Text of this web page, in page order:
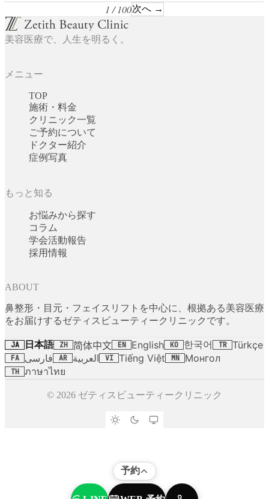
1 / 100次へ →
美容医療で、人生を明るく。
メニュー
TOP
施術・料金
クリニック一覧
ご予約について
ドクター紹介
症例写真
もっと知る
お悩みから探す
コラム
学会活動報告
採用情報
ABOUT
鼻整形・目元・フェイスリフトを中心に、根拠ある美容医療
をお届けするゼティスビューティークリニックです。
JA 日本語 ZH 简体中文 EN English KO 한국어 TR Türkçe
FA فارسی AR العربية VI Tiếng Việt MN Монгол
TH ภาษาไทย
© 2026 ゼティスビューティークリニック
予約